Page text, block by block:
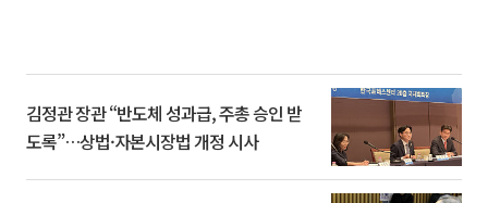
김정관 장관 “반도체 성과급, 주총 승인 받
도록”…상법·자본시장법 개정 시사